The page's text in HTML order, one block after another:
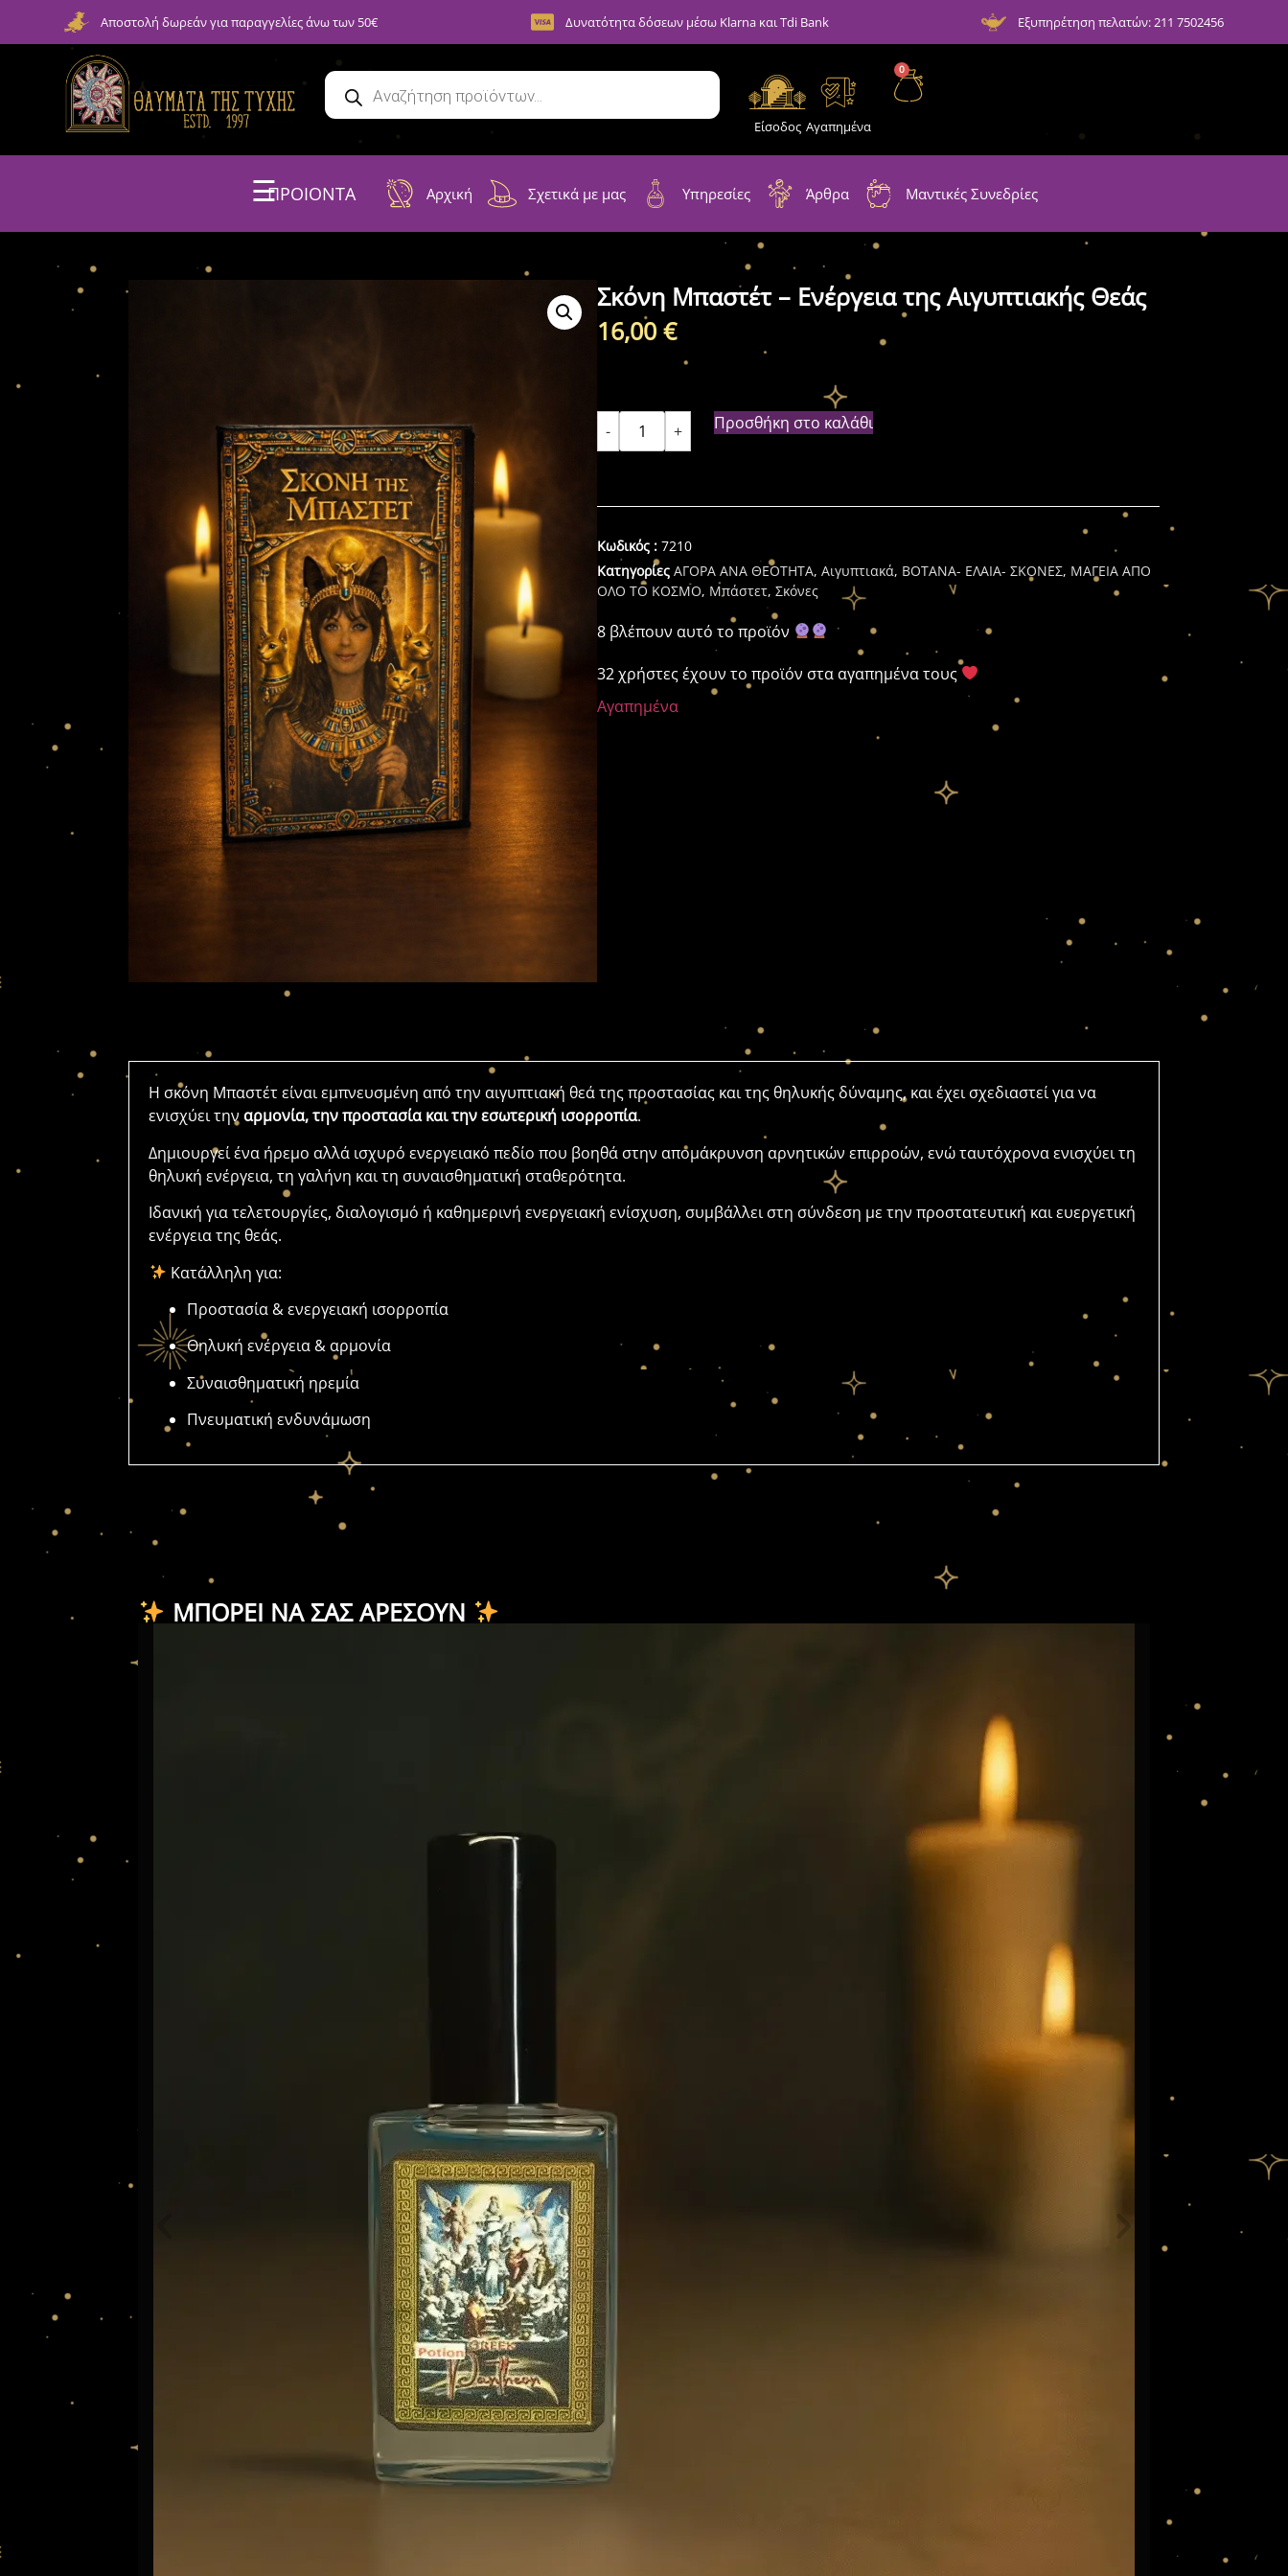
Αποστολή δωρεάν για παραγγελίες άνω των 50€ Δυνατότητα δόσεων μέσω Klarna και Tdi Bank Εξυπηρέτηση πελατών: 211 7502456
Είσοδος Αγαπημένα
0
☰ΠΡΟΙΟΝΤΑ Αρχική Σχετικά με μας Υπηρεσίες Άρθρα Μαντικές Συνεδρίες
Σκόνη Μπαστέτ – Ενέργεια της Αιγυπτιακής Θεάς
16,00€
- + Προσθήκη στο καλάθι
Κωδικός :7210
Κατηγορίες ΑΓΟΡΑ ΑΝΑ ΘΕΟΤΗΤΑ,Αιγυπτιακά, ΒΟΤΑΝΑ- ΕΛΑΙΑ- ΣΚΟΝΕΣ, ΜΑΓΕΙΑ ΑΠΟ
ΟΛΟ ΤΟ ΚΟΣΜΟ, Μπάστετ,Σκόνες
8 βλέπουν αυτό το προϊόν
32 χρήστες έχουν το προϊόν στα αγαπημένα τους
Αγαπημένα
Η σκόνη Μπαστέτείναιεμπνευσμένηαπότηναιγυπτιακήθεάτηςπροστασίας καιτηςθηλυκής δύναμης,καιέχεισχεδιαστείγιανα
ενισχύειτην αρμονία,τηνπροστασίακαιτηνεσωτερική ισορροπία.
Δημιουργείένα ήρεμοαλλά ισχυρόενεργειακόπεδίοπου βοηθά στηναπομάκρυνσηαρνητικώνεπιρροών,ενώταυτόχροναενισχύειτη
θηλυκήενέργεια,τηγαλήνη καιτη συναισθηματική σταθερότητα.
Ιδανικήγιατελετουργίες, διαλογισμό ή καθημερινήενεργειακήενίσχυση, συμβάλλειστη σύνδεση μετηνπροστατευτική καιευεργετική
ενέργειατηςθεάς.
Κατάλληλη για:
Προστασία &ενεργειακή ισορροπία
Θηλυκήενέργεια &αρμονία
Συναισθηματική ηρεμία
Πνευματικήενδυνάμωση
ΜΠΟΡΕΊ ΝΑ ΣΑΣ ΑΡΈΣΟΥΝ